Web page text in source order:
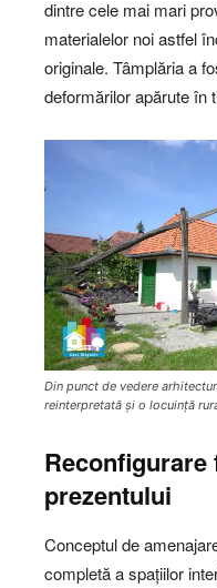
dintre cele mai mari
materialelor noi astfel
originale. Tâmplăria a
deformărilor apărute în
Din punct de vedere
reinterpretată și o locuință
Reconfigurare
prezentului
Conceptul de
completă a spațiilor